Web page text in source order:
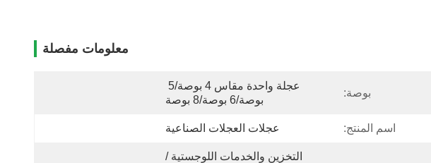
معلومات مفصلة
بوصة:
بوصة/6 بوصة/8 بوصة
اسم المنتج: عجلات العجلات الصناعية
التخزين والخدمات اللوجستية /